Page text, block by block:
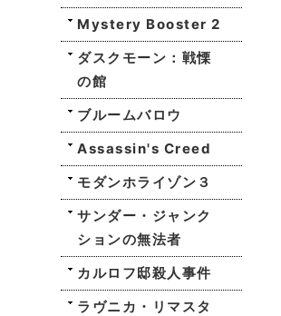
Mystery Booster 2
ダスクモーン：戦慄
の館
ブルームバロウ
Assassin's Creed
モダンホライゾン３
サンダー・ジャンク
ションの無法者
カルロフ邸殺人事件
ラヴニカ・リマスタ